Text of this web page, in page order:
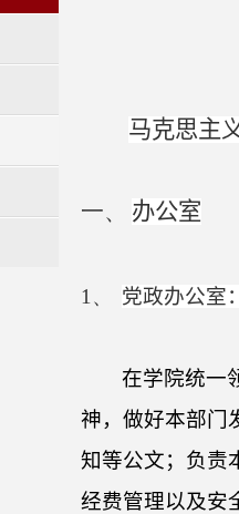
马克思主
一、 办公室
1、 党政办公室
在学院统一
神，做好本部门
知等公文；负责
经费管理以及安